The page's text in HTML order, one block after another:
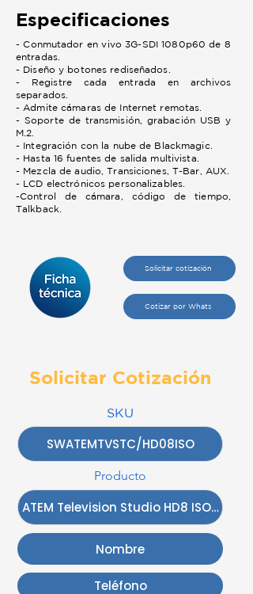
Especificaciones
- Conmutador en vivo 3G-SDI 1080p60 de 8
entradas.
- Diseño y botones rediseñados.
- Registre cada entrada en archivos
separados.
- Admite cámaras de Internet remotas.
- Soporte de transmisión, grabación USB y
M.2.
- Integración con la nube de Blackmagic.
- Hasta 16 fuentes de salida multivista.
- Mezcla de audio, Transiciones, T-Bar, AUX.
- LCD electrónicos personalizables.
-Control de cámara, código de tiempo,
Talkback.
Solicitar cotización
Cotizar por Whats
Solicitar Cotización
SKU
Producto